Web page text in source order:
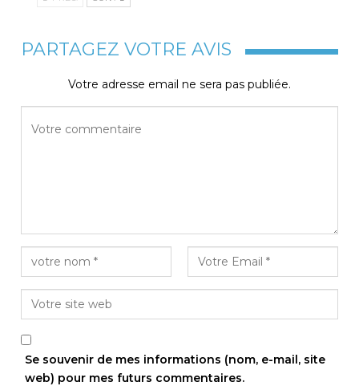
PARTAGEZ VOTRE AVIS
Votre adresse email ne sera pas publiée.
Se souvenir de mes informations (nom, e-mail, site
web) pour mes futurs commentaires.